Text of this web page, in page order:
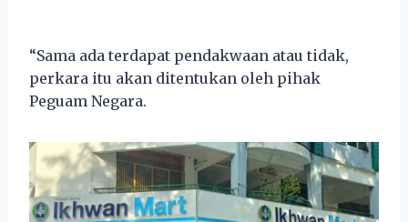
“Sama ada terdapat pendakwaan atau tidak,
perkara itu akan ditentukan oleh pihak
Peguam Negara.